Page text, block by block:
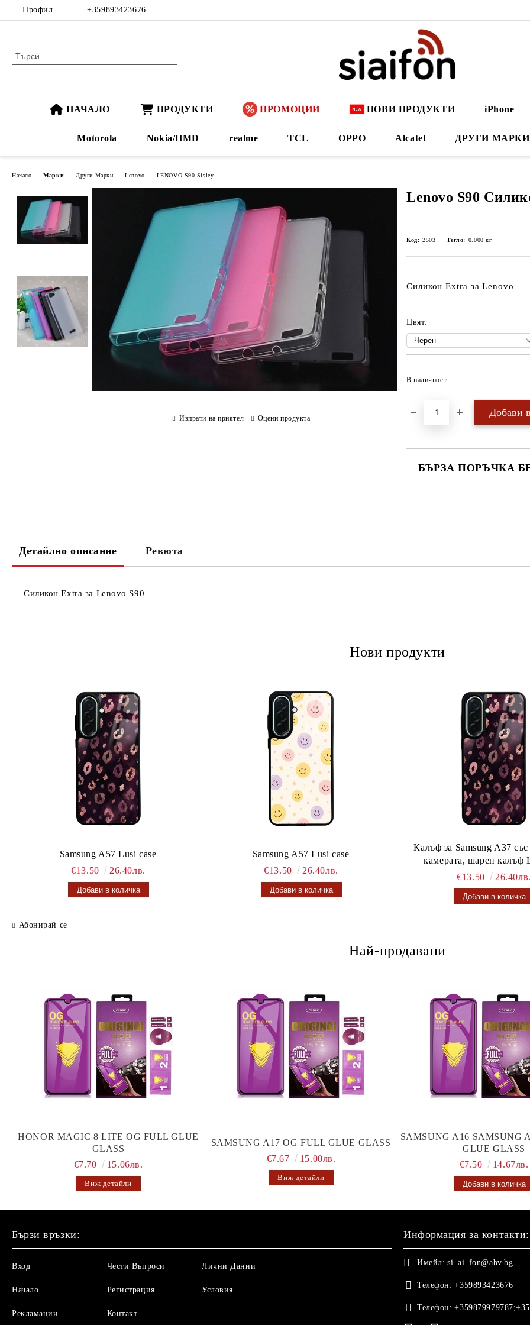
Профил +359893423676
НАЧАЛО ПРОДУКТИ ПРОМОЦИИ НОВИ ПРОДУКТИ iPhone
Motorola Nokia/HMD realme TCL OPPO Alcatel ДРУГИ МАРКИ
Начало Марки Други Марки Lenovo LENOVO S90 Sisley
Lenovo S90
Код: 2503 Тегло: 0.000 кг
Силикон Extra за Lenovo
Цвят:
В наличност
БЪРЗА ПОРЪЧКА
Изпрати на приятел Оцени продукта
Детайлно описание Ревюта
Силикон Extra за Lenovo S90
Нови продукти
Samsung A57 Lusi case
€13.50
26.40лв.
Samsung A57 Lusi case
€13.50
26.40лв.
Калъф за Samsung A37
камерата, шарен калъф
€13.50
26.40лв.
Абонирай се
Най-продавани
HONOR MAGIC 8 LITE OG FULL GLUE
GLASS
€7.70
15.06лв.
Виж детайли
SAMSUNG A17 OG FULL GLUE GLASS
€7.67
15.00лв.
Виж детайли
SAMSUNG A16 SAMSUNG
GLUE GLASS
€7.50
14.67лв.
Бързи връзки:
Вход
Начало
Рекламации
Чести Въпроси
Регистрация
Контакт
Лични Данни
Условия
Информация за контакти:
Имейл: si_ai_fon@abv.bg
Телефон: +359893423676
Телефон: